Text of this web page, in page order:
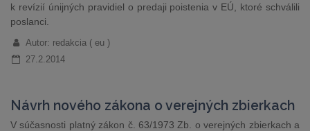
k revízií únijných pravidiel o predaji poistenia v EÚ, ktoré schválili
poslanci.
Autor: redakcia ( eu )
27.2.2014
Návrh nového zákona o verejných zbierkach
V súčasnosti platný zákon č. 63/1973 Zb. o verejných zbierkach a